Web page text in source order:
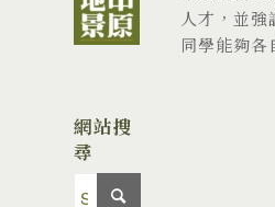
網站搜
尋
人才，並
同學能夠各